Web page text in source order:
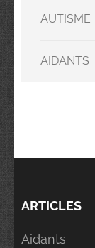
AUTISME
AIDANTS
ARTICLES
Aidants